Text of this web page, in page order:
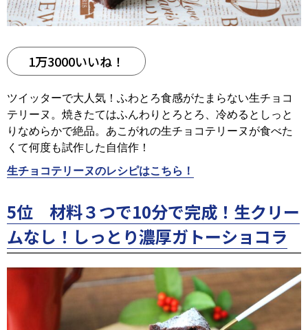
1万3000いいね！
ツイッターで大人気！ふわとろ食感がたまらない生チョコ
テリーヌ。焼きたてはふんわりとろとろ、冷めるとしっと
りなめらかで絶品。あこがれの生チョコテリーヌが食べた
くて何度も試作した自信作！
生チョコテリーヌのレシピはこちら！
5位 材料３つで10分で完成！生クリー
ムなし！しっとり濃厚ガトーショコラ